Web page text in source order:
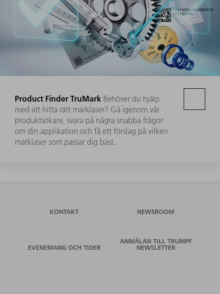
Product Finder TruMark Behöver du hjälp
med att hitta rätt märklaser? Gå igenom vår
produktsökare, svara på några snabba frågor
om din applikation och få ett förslag på vilken
märklaser som passar dig bäst.
KONTAKT NEWSROOM
EVENEMANG OCH TIDER
ANMÄLAN TILL TRUMPF
NEWSLETTER